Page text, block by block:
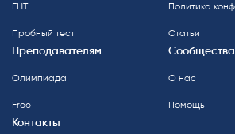
ЕНТ
Пробный тест
Политика
Статьи
Преподавателям
Олимпиада
Free
Сообщества
О нас
Помощь
Контакты